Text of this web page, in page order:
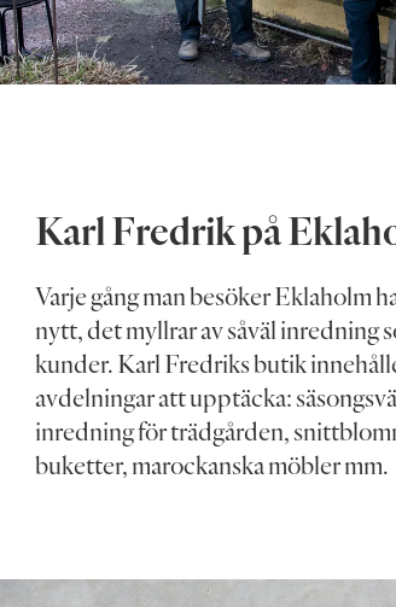
Karl Fredrik på
Varje gång man besöker Eklaholm
nytt, det myllrar av såväl inredning
kunder. Karl Fredriks butik
avdelningar att upptäcka:
inredning för trädgården,
buketter, marockanska möbler mm.